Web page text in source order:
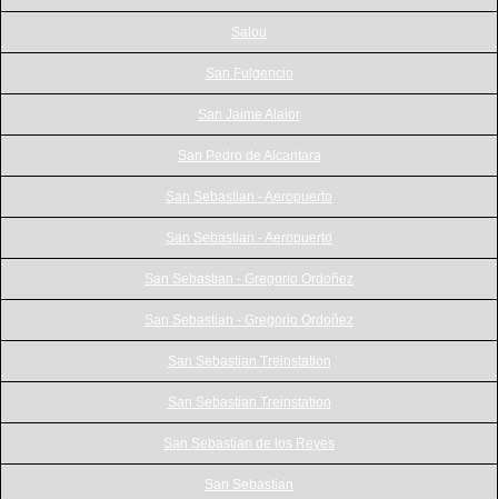
Salou
San Fulgencio
San Jaime Alaior
San Pedro de Alcantara
San Sebastian - Aeropuerto
San Sebastian - Aeropuerto
San Sebastian - Gregorio Ordoñez
San Sebastian - Gregorio Ordoñez
San Sebastian Treinstation
San Sebastian Treinstation
San Sebastian de los Reyes
San Sebastian